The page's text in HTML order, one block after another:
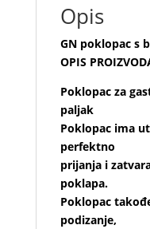
Opis
GN poklopac s
OPIS
Poklopac za
paljak
Poklopac ima
perfektno
prijanja i
poklapa.
Poklopac
podizanje,